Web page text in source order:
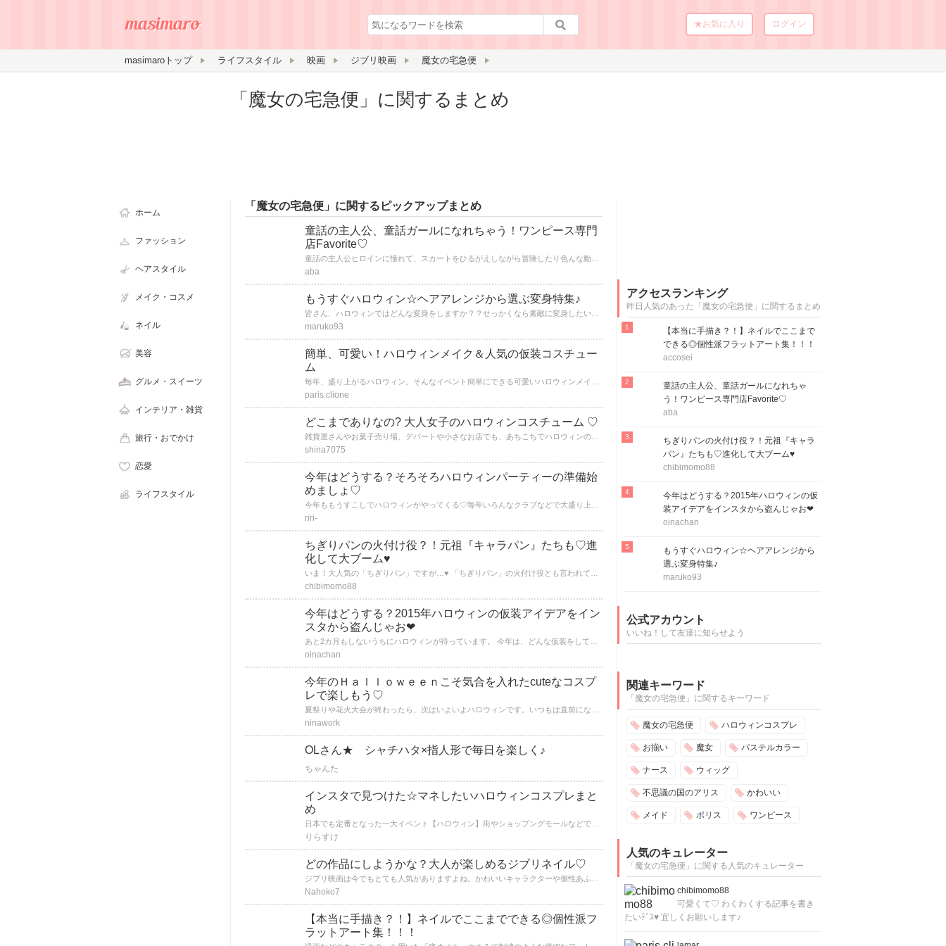
★お気に入り ログイン
masimaroトップ ライフスタイル 映画 ジブリ映画 魔女の宅急便
「魔女の宅急便」に関するまとめ
「魔女の宅急便」に関するピックアップまとめ
童話の主人公、童話ガールになれちゃう！ワンピース専門
店Favorite♡
aba
もうすぐハロウィン☆ヘアアレンジから選ぶ変身特集♪
maruko93
簡単、可愛い！ハロウィンメイク＆人気の仮装コスチュー
ム
paris.clione
どこまでありなの? 大人女子のハロウィンコスチューム ♡
shina7075
今年はどうする？そろそろハロウィンパーティーの準備始
めましょ♡
riri-
ちぎりパンの火付け役？！元祖『キャラパン』たちも♡進
化して大ブーム♥
chibimomo88
今年はどうする？2015年ハロウィンの仮装アイデアをイン
スタから盗んじゃお❤
oinachan
今年のＨａｌｌｏｗｅｅｎこそ気合を入れたcuteなコスプ
レで楽しもう♡
ninawork
OLさん★ シャチハタ×指人形で毎日を楽しく♪
ちゃんた
インスタで見つけた☆マネしたいハロウィンコスプレまと
め
りらすけ
どの作品にしようかな？大人が楽しめるジブリネイル♡
Nahoko7
【本当に手描き？！】ネイルでここまでできる◎個性派フ
ラットアート集！！！
ホーム
ファッション
ヘアスタイル
メイク・コスメ
ネイル
美容
グルメ・スイーツ
インテリア・雑貨
旅行・おでかけ
恋愛
ライフスタイル
アクセスランキング
昨日人気のあった「魔女の宅急便」に関するまとめ
【本当に手描き？！】ネイルでここまで
できる◎個性派フラットアート集！！！
accosei
童話の主人公、童話ガールになれちゃ
う！ワンピース専門店Favorite♡
aba
ちぎりパンの火付け役？！元祖『キャラ
パン』たちも♡進化して大ブーム♥
chibimomo88
今年はどうする？2015年ハロウィンの仮
装アイデアをインスタから盗んじゃお❤
oinachan
もうすぐハロウィン☆ヘアアレンジから
選ぶ変身特集♪
maruko93
公式アカウント
いいね！して友達に知らせよう
関連キーワード
「魔女の宅急便」に関するキーワード
魔女の宅急便 ハロウィンコスプレ
お揃い 魔女 パステルカラー
ナース ウィッグ
不思議の国のアリス かわいい
メイド ポリス ワンピース
人気のキュレーター
「魔女の宅急便」に関する人気のキュレーター
chibimomo88
可愛くて♡ わくわくする記事を書き
たいﾃﾞｽ♥ 宜しくお願いします♪